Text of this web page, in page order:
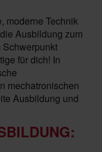
moderne Technik
Ausbildung zum
Schwerpunkt
für dich! In
mechatronischen
Ausbildung und